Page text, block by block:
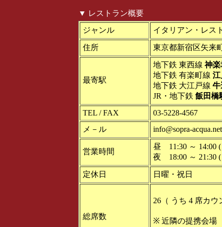
▼ レストラン概要
ジャンル
イタリアン・レス
住所 東京都新宿区矢来
最寄駅
地下鉄 東西線神
地下鉄 有楽町線 江
地下鉄 大江戸線 牛
JR・地下鉄 飯田橋
TEL / FAX
03-5228-4567
メ－ル
info@sopra-acqua.net
営業時間
昼 11:30 ～ 14:00 (
夜 18:00 ～ 21:30 (
定休日 日曜・祝日
総席数
26（ うち 4 席カウ
※ 近隣の提携会場